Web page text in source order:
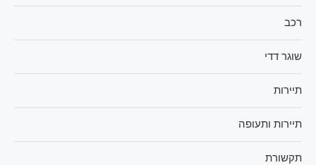
רכב
שוגר דדי
תיירות
תיירות ותעופה
תקשורת